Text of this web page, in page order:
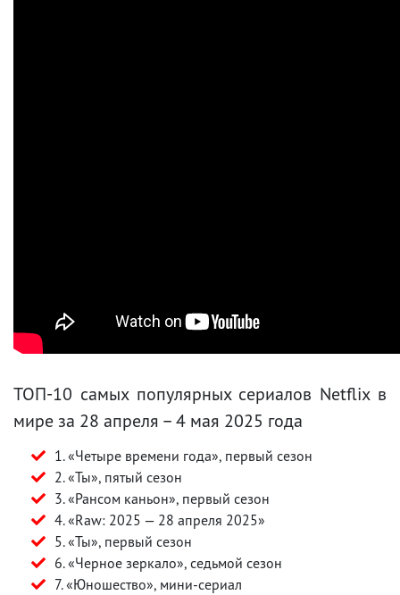
ТОП-10 самых популярных сериалов Netflix в
мире за 28 апреля – 4 мая 2025 года
1. «Четыре времени года», первый сезон
2. «Ты», пятый сезон
3. «Рансом каньон», первый сезон
4. «Raw: 2025 — 28 апреля 2025»
5. «Ты», первый сезон
6. «Черное зеркало», седьмой сезон
7. «Юношество», мини-сериал